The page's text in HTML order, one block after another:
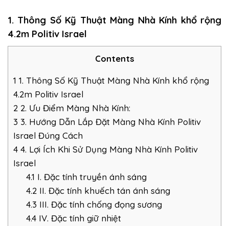
1. Thông Số Kỹ Thuật Màng Nhà Kính khổ rộng
4.2m Politiv Israel
Contents
1 1. Thông Số Kỹ Thuật Màng Nhà Kính khổ rộng
4.2m Politiv Israel
2 2. Ưu Điểm Màng Nhà Kính:
3 3. Hướng Dẫn Lắp Đặt Màng Nhà Kính Politiv
Israel Đúng Cách
4 4. Lợi Ích Khi Sử Dụng Màng Nhà Kính Politiv
Israel
4.1 I. Đặc tính truyền ánh sáng
4.2 II. Đặc tính khuếch tán ánh sáng
4.3 III. Đặc tính chống đọng sương
4.4 IV. Đặc tính giữ nhiệt